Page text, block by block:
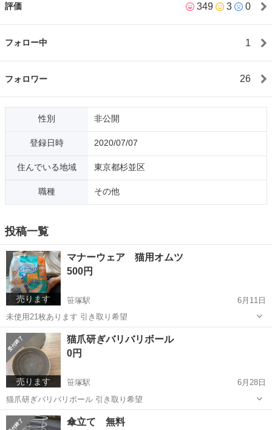
評価 349 3 0
フォロー中 1
フォロワー 26
性別 非公開
登録日時 2020/07/07
住んでいる地域 東京都杉並区
職種 その他
投稿一覧
売ります
マナーウェア 猫用オムツ
500円
笹塚駅
6月11日
未使用21枚あります 引き取り希望
東京 渋谷区 笹塚駅 その他 オムツ
売ります
猫爪研ぎバリバリボール
0円
笹塚駅
6月28日
猫爪研ぎバリバリボール 引き取り希望
東京 渋谷区 笹塚駅 その他
傘立て 無料